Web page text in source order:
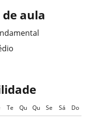
aula
Te Qu Qu Se Sá
Do